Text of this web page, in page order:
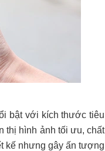
bật với kích thước tiêu
thị hình ảnh tối ưu, chất
kế nhưng gây ấn tượng